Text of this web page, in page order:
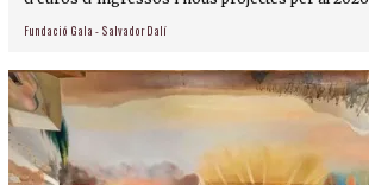
Fundació Gala - Salvador Dalí